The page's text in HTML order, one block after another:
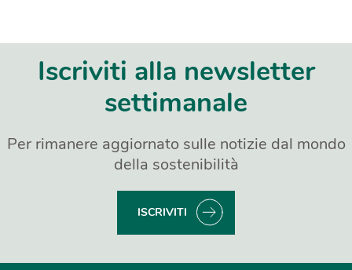
Iscriviti alla newsletter
settimanale
Per rimanere aggiornato sulle notizie dal mondo
della sostenibilità
ISCRIVITI